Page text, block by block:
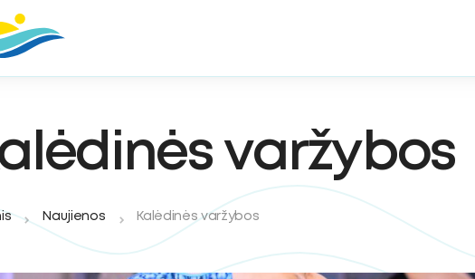
varžybos
Naujienos Kalėdinės varžybos